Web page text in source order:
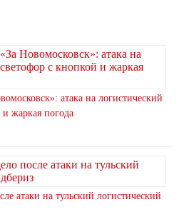
атака на логистический
жаркая погода
атаки на тульский логистический